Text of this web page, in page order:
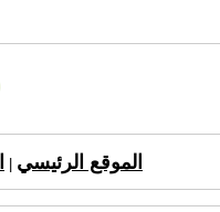
الموقع الرئيسي